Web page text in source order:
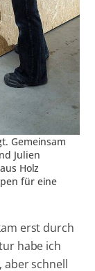
Gemeinsam
Julien
Holz
für eine
erst durch
habe ich
aber schnell